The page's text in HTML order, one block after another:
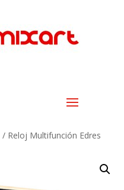
/ Reloj Multifunción Edres